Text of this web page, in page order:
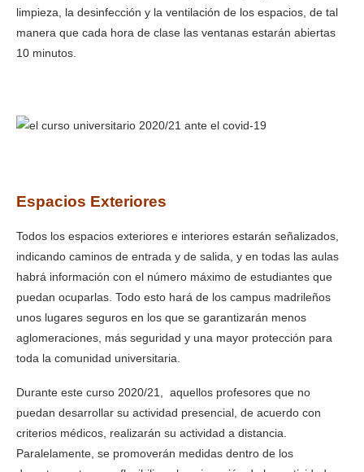
limpieza, la desinfección y la ventilación de los espacios, de tal
manera que cada hora de clase las ventanas estarán abiertas
10 minutos.
Espacios Exteriores
Todos los espacios exteriores e interiores estarán señalizados,
indicando caminos de entrada y de salida, y en todas las aulas
habrá información con el número máximo de estudiantes que
puedan ocuparlas. Todo esto hará de los campus madrileños
unos lugares seguros en los que se garantizarán menos
aglomeraciones, más seguridad y una mayor protección para
toda la comunidad universitaria.
Durante este curso 2020/21, aquellos profesores que no
puedan desarrollar su actividad presencial, de acuerdo con
criterios médicos, realizarán su actividad a distancia.
Paralelamente, se promoverán medidas dentro de los